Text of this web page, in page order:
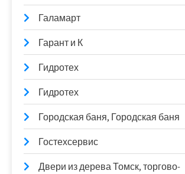
Галамарт
Гарант и К
Гидротех
Гидротех
Городская баня, Городская баня
Гостехсервис
Двери из дерева Томск, торгово-